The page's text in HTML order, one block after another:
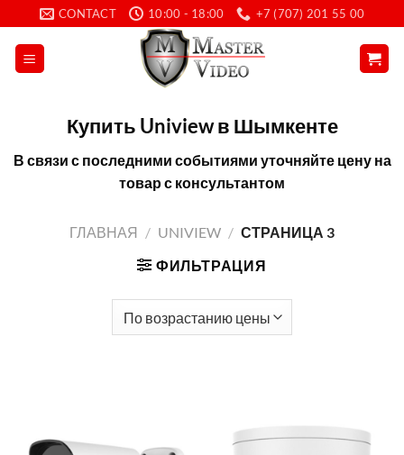
to
content
CONTACT 10:00 - 18:00 +7 (707) 201 55 00
Купить Uniview в Шымкенте
В связи с последними событиями уточняйте цену на
товар с консультантом
ГЛАВНАЯ / UNIVIEW / СТРАНИЦА 3
ФИЛЬТРАЦИЯ